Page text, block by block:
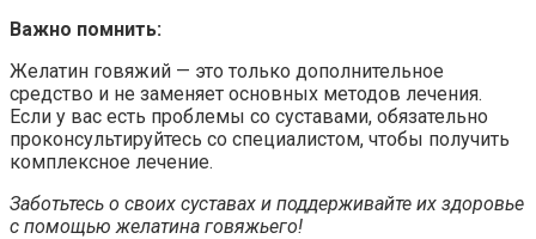
Важно помнить:
Желатин говяжий — это только дополнительное
средство и не заменяет основных методов лечения.
Если у вас есть проблемы со суставами, обязательно
проконсультируйтесь со специалистом, чтобы получить
комплексное лечение.
Заботьтесь о своих суставах и поддерживайте их здоровье
с помощью желатина говяжьего!